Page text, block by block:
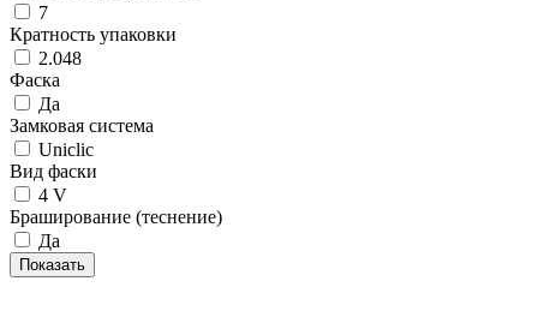
7
Кратность упаковки
2.048
Фаска
Да
Замковая система
Uniclic
Вид фаски
4 V
Браширование (теснение)
Да